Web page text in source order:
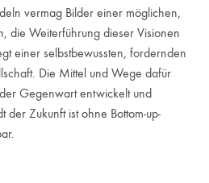
vermag Bilder einer möglichen,
die Weiterführung dieser Visionen
einer selbstbewussten, fordernden
Die Mittel und Wege dafür
Gegenwart entwickelt und
der Zukunft ist ohne Bottom-up-